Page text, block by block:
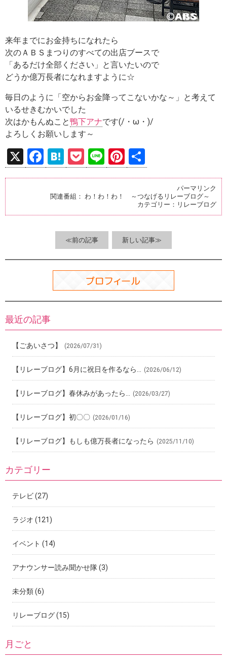
来年までにお金持ちになれたら
次のＡＢＳまつりのすべての出店ブースで
「あるだけ全部ください」と言いたいので
どうか億万長者になれますように☆
毎日のように「空からお金降ってこないかな～」と考えて
いるせきむかいでした
次はかもんぬこと鴨下アナです(/・ω・)/
よろしくお願いします～
X
F
a
ce
b
o
k
H
at
e
n
a
P
o
ck
et
Li
n
e
Pi
nt
es
t
有
パーマリンク
関連番組： わ！わ！わ！ ～つなげるリレーブログ～
カテゴリー： リレーブログ
≪前の記事 新しい記事≫
最近の記事
【ごあいさつ】 (2026/07/31)
【リレーブログ】6月に祝日を作るなら… (2026/06/12)
【リレーブログ】春休みがあったら… (2026/03/27)
【リレーブログ】初〇〇 (2026/01/16)
【リレーブログ】もしも億万長者になったら (2025/11/10)
カテゴリー
テレビ(27)
ラジオ (121)
イベント (14)
アナウンサー読み聞かせ隊(3)
未分類(6)
リレーブログ(15)
月ごと